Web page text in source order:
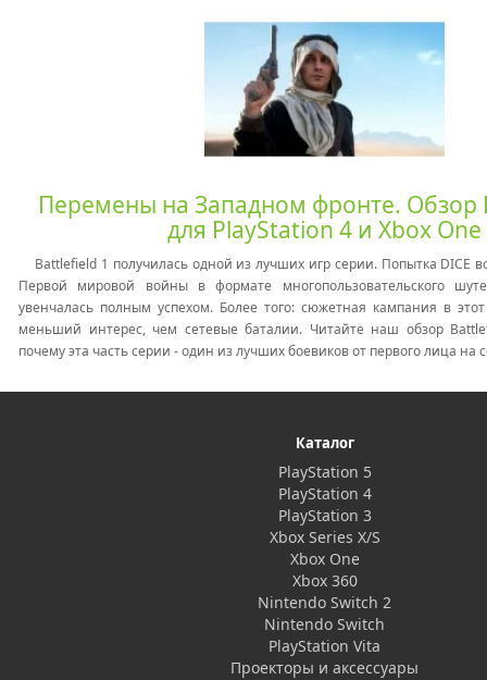
Перемены на Западном фронте. Обзор
для PlayStation 4 и Xbox One
Battlefield 1 получилась одной излучших игр серии. Попытка DICE
Первой мировой войны в формате многопользовательского
увенчалась полным успехом. Более того: сюжетная кампания в
меньший интерес, чем сетевые баталии. Читайте наш обзор
почему эта часть серии - один из лучших боевиков от первого лица на
Каталог
PlayStation 5
PlayStation 4
PlayStation 3
Xbox Series X/S
Xbox One
Xbox 360
Nintendo Switch 2
Nintendo Switch
PlayStation Vita
Проекторы и аксессуары